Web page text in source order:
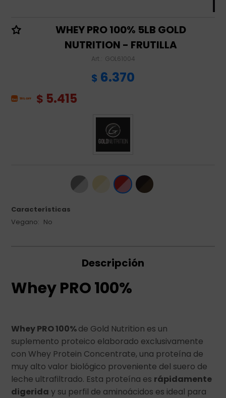
WHEY PRO 100% 5LB GOLD
NUTRITION - FRUTILLA
GOL61004
$ 6.370
$ 5.415
Características
Vegano
No
Descripción
Whey PRO 100%
Whey PRO 100%de Gold Nutrition es un
suplemento proteico elaborado exclusivamente
con Whey Protein Concentrate, una proteína de
muy alto valor biológico proveniente del suero de
leche ultrafiltrado. Esta proteína es rápidamente
digerida y su perfil de aminoácidos es ideal para